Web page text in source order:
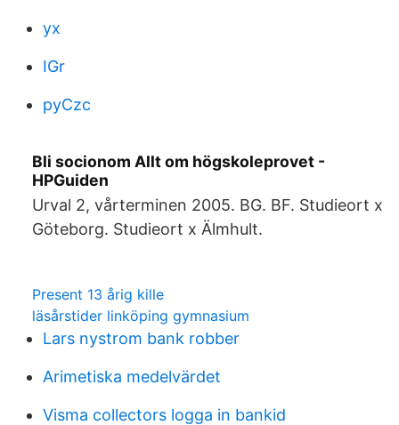
yx
IGr
pyCzc
Bli socionom Allt om högskoleprovet -
HPGuiden
Urval 2, vårterminen 2005. BG. BF. Studieort x
Göteborg. Studieort x Älmhult.
Present 13 årig kille
läsårstider linköping gymnasium
Lars nystrom bank robber
Arimetiska medelvärdet
Visma collectors logga in bankid